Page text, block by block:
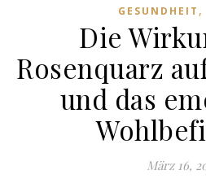
GESUNDHEIT ,
Die
Rosenquarz
und das
März 16,